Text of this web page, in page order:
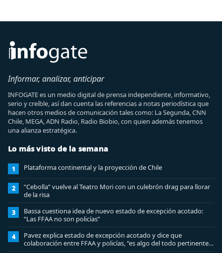
Informar, analizar, anticipar
INFOGATE es un medio digital de prensa independiente, informativo,
serio y creíble, así dan cuenta las referencias a notas periodística que
hacen otros medios de comunicación tales como: La Segunda, CNN
Chile, MEGA, ADN Radio, Radio Biobio, con quien además tenemos
una alianza estratégica.
Lo más visto de la semana
1 Plataforma continental y la proyección de Chile
2
“Cebolla” vuelve al Teatro Mori con un culebrón drag para llorar
de la risa
3
Bassa cuestiona idea de nuevo estado de excepción acotado:
“Las FFAA no son policías”
4
Pavez explica estado de excepción acotado y dice que
colaboración entre FFAA y policías, “es algo del todo pertinente
analizar”